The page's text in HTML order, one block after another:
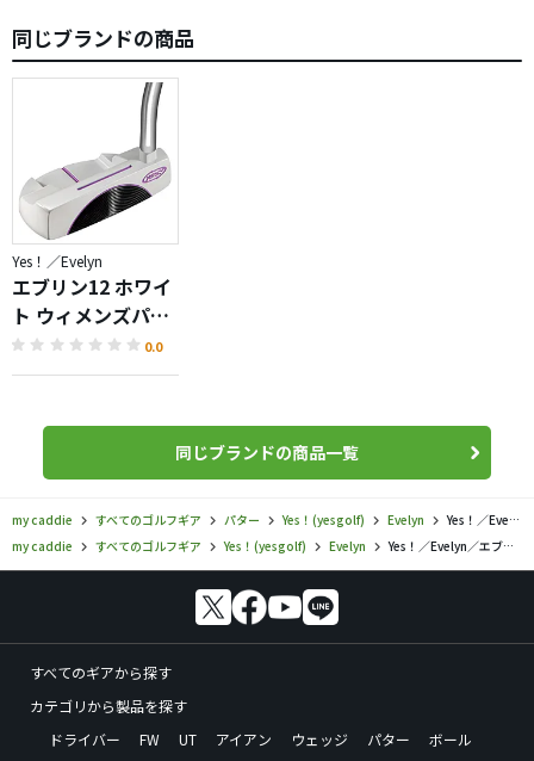
同じブランドの商品
Yes！／Evelyn
エブリン12 ホワイ
ト ウィメンズパタ
ー
0.0
同じブランドの商品一覧
my caddie すべてのゴルフギア パター Yes！(yesgolf) Evelyn
Yes！／Evelyn／エブリン12 PVD パターの口コミ評価
my caddie
すべてのゴルフギア Yes！(yesgolf) Evelyn Yes！／Evelyn／エブリン12 PVD パターの口コミ評価
すべてのギアから探す
カテゴリから製品を探す
ドライバー
FW UT アイアン ウェッジ パター
ボール